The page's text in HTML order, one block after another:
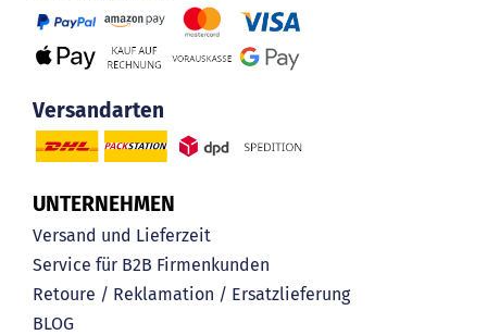
Versandarten
UNTERNEHMEN
Versand und Lieferzeit
Service für B2B Firmenkunden
Retoure / Reklamation / Ersatzlieferung
BLOG